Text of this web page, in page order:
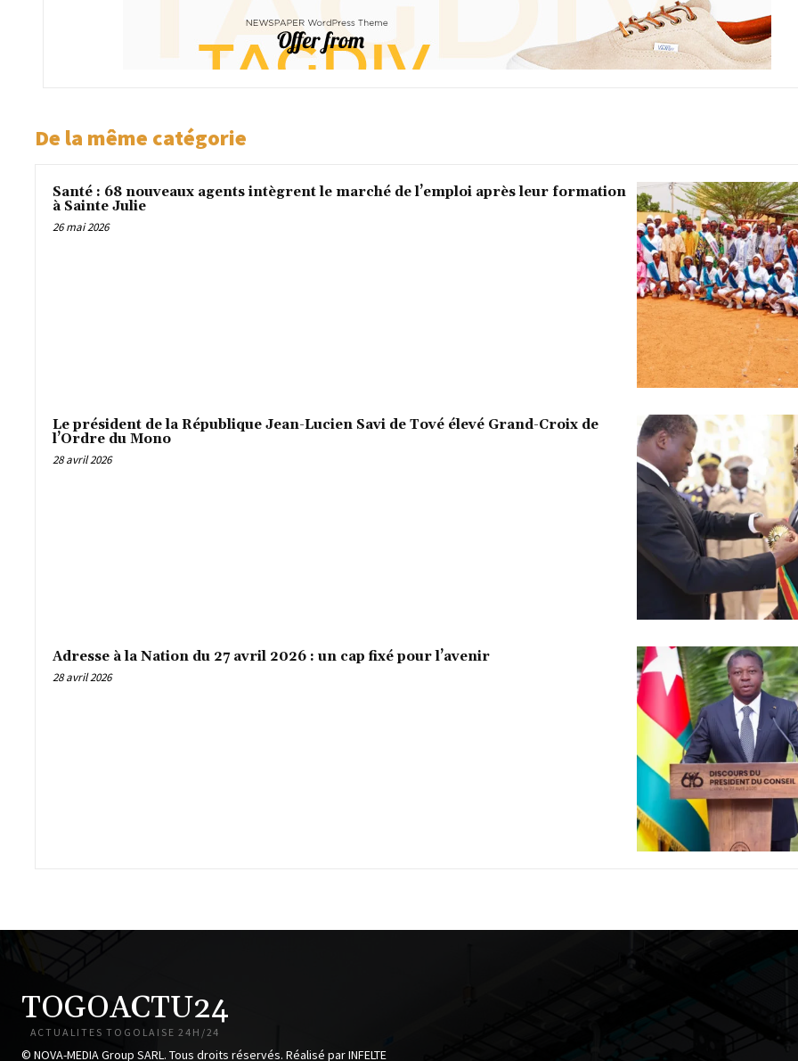
De la même catégorie
Santé : 68 nouveaux agents intègrent le marché de l’emploi après leur formation
à Sainte Julie
26 mai 2026
Le président de la République Jean-Lucien Savi de Tové élevé Grand-Croix de
l’Ordre du Mono
28 avril 2026
Adresse à la Nation du 27 avril 2026 : un cap fixé pour l’avenir
28 avril 2026
TOGOACTU24
ACTUALITES TOGOLAISE 24H/24
© NOVA-MEDIA Group SARL. Tous droits réservés. Réalisé par INFELTE